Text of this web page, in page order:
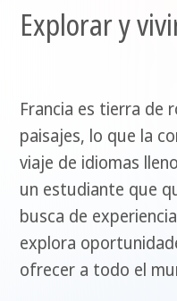
Explorar y
Francia es tierra de
paisajes, lo que la
viaje de idiomas
un estudiante que
busca de
explora
ofrecer a todo el